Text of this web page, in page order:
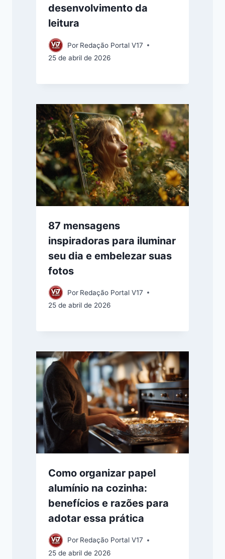
desenvolvimento da
leitura
Por Redação Portal V17
25 de abril de 2026
87 mensagens
inspiradoras para iluminar
seu dia e embelezar suas
fotos
Por Redação Portal V17
25 de abril de 2026
Como organizar papel
alumínio na cozinha:
benefícios e razões para
adotar essa prática
Por Redação Portal V17
25 de abril de 2026